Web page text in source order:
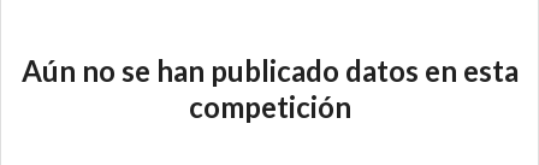
Aún no se han publicado datos en esta
competición